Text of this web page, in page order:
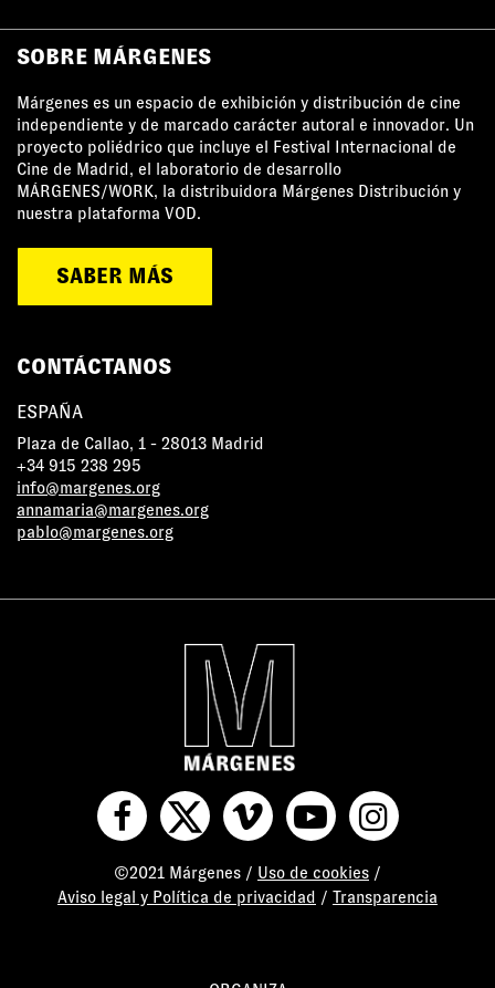
SOBRE MÁRGENES
Márgenes es un espacio de exhibición y distribución de cine
independiente y de marcado carácter autoral e innovador. Un
proyecto poliédrico que incluye el Festival Internacional de
Cine de Madrid, el laboratorio de desarrollo
MÁRGENES/WORK, la distribuidora Márgenes Distribución y
nuestra plataforma VOD.
SABER MÁS
CONTÁCTANOS
ESPAÑA
Plaza de Callao, 1 - 28013 Madrid
+34 915 238 295
info@margenes.org
annamaria@margenes.org
pablo@margenes.org
©2021 Márgenes / Uso de cookies /
Aviso legal y Política de privacidad / Transparencia